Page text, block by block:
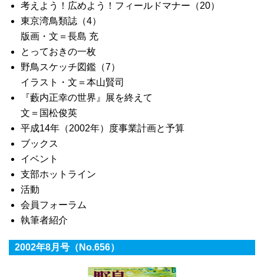
考えよう！広めよう！フィールドマナー（20）
東京湾鳥類誌（4）
版画・文＝長島 充
とっておきの一枚
野鳥スケッチ図鑑（7）
イラスト・文＝本山賢司
『藪内正幸の世界』展を終えて
文＝国松俊英
平成14年（2002年）度事業計画と予算
ブックス
イベント
支部ホットライン
活動
会員フォーラム
執筆者紹介
2002年8月号（No.656）